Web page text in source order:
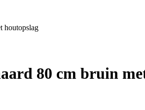
houtopslag
80 cm bruin